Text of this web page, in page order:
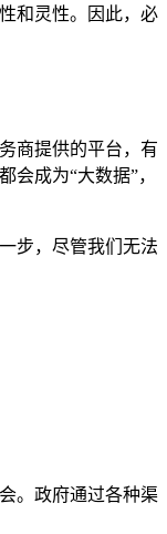
和灵性。因此，必
商提供的平台，有
会成为“大数据”，
步，尽管我们无法
。政府通过各种渠